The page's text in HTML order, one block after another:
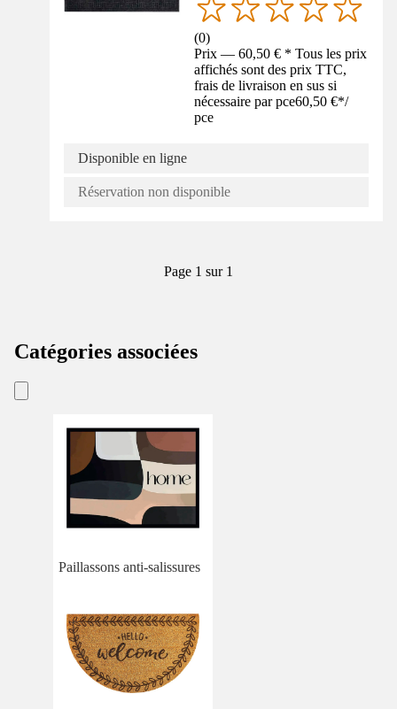
(0)
Prix — 60,50 € * Tous les prix
affichés sont des prix TTC,
frais de livraison en sus si
nécessaire par pce60,50 €*/
pce
Disponible en ligne
Réservation non disponible
Page 1 sur 1
Catégories associées
Paillassons anti-salissures